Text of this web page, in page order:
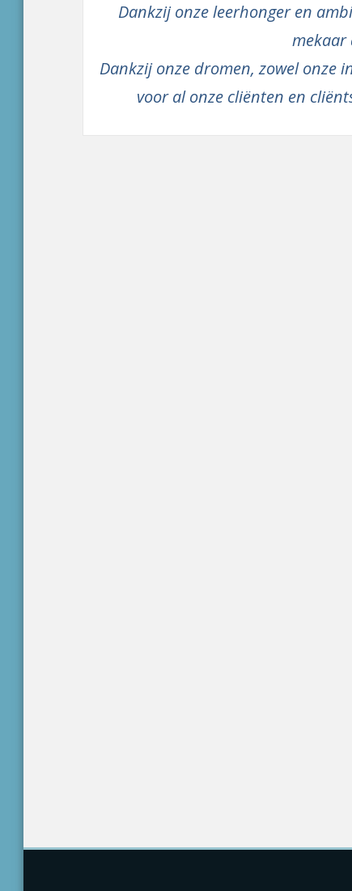
Dankzij onze leerhonger en
mekaar
Dankzij onze dromen, zowel onze
voor al onze cliënten en